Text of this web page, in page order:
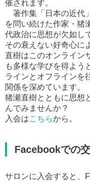
催されます。
著作集「日本の近代
を問い続けた作家・猪
代政治に思想が欠如し
その衰えない好奇心に
直樹はこのオンライン
も多様な学びを得よう
ラインとオフラインを
関係を深めています。
猪瀬直樹とともに思想
んでみませんか？
入会はこちらから。
Facebookでの
サロンに入会すると、